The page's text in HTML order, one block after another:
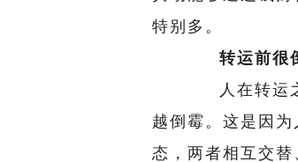
特别多。
转运前很
人在转运之
越倒霉。这是因
态，两者相互交